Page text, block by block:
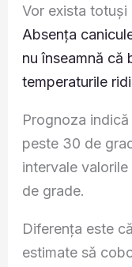
Vor exista
Absența
nu înseamnă că
temperaturile
Prognoza
peste 30 de
intervale
de grade.
Diferența este
estimate să